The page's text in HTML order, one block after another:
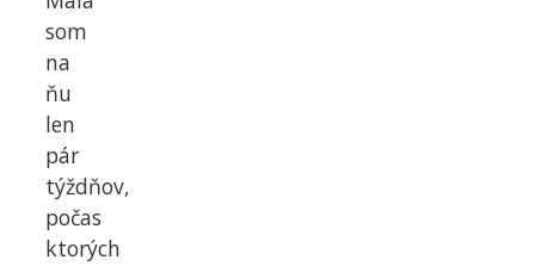
som
na
ňu
len
pár
týždňov,
počas
ktorých